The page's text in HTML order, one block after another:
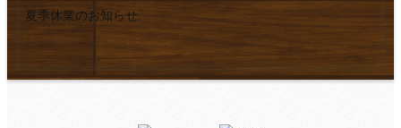
夏季休業のお知らせ